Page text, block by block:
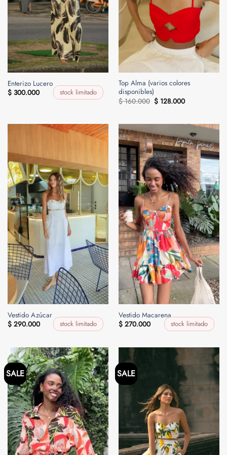
Enterizo Lucero
stock limitado
$300.000
Top Alma (varios colores
disponibles)
$160.000 El
precio
$ 160.000.
$128.000El
precio
$ 128.000.
Vestido Azúcar
stock limitado
$290.000
Vestido Macarena
stock limitado
$270.000
SALE SALE